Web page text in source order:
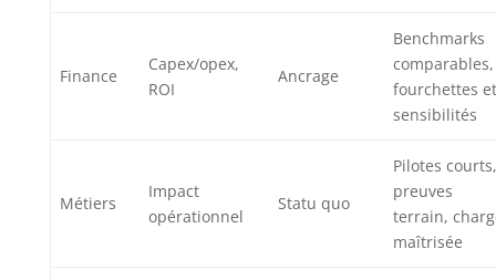
Finance
Capex/opex,
ROI
Ancrage
Benchmarks
comparables,
fourchettes et
sensibilités
Métiers
Impact
opérationnel
Statu quo
Pilotes courts,
preuves
terrain,
maîtrisée